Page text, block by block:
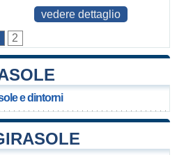
vedere dettaglio
2
e dintorni